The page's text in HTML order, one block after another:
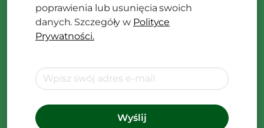
poprawienia lub usunięcia swoich
danych. Szczegóły w Polityce
Prywatności.